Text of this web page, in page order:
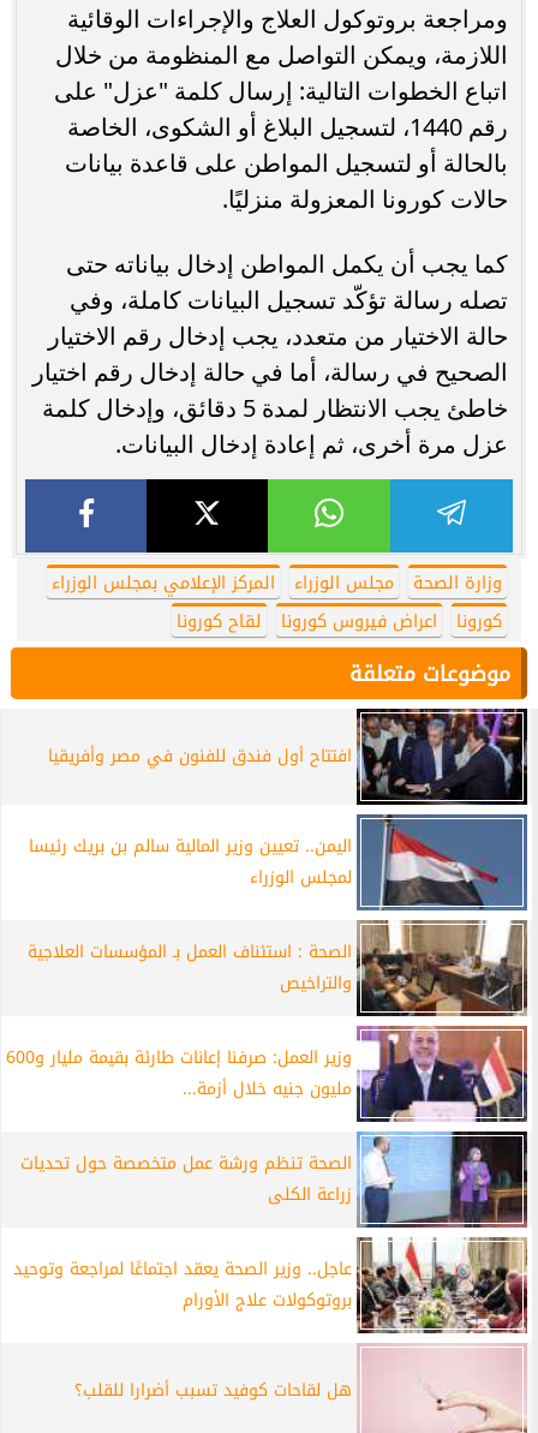
ومراجعة بروتوكول العلاج والإجراءات الوقائية
اللازمة، ويمكن التواصل مع المنظومة من خلال
اتباع الخطوات التالية: إرسال كلمة "عزل" على
رقم 1440، لتسجيل البلاغ أو الشكوى، الخاصة
بالحالة أو لتسجيل المواطن على قاعدة بيانات
حالات كورونا المعزولة منزليًا.
كما يجب أن يكمل المواطن إدخال بياناته حتى
تصله رسالة تؤكّد تسجيل البيانات كاملة، وفي
حالة الاختيار من متعدد، يجب إدخال رقم الاختيار
الصحيح في رسالة، أما في حالة إدخال رقم اختيار
خاطئ يجب الانتظار لمدة 5 دقائق، وإدخال كلمة
عزل مرة أخرى، ثم إعادة إدخال البيانات.
وزارة الصحة مجلس الوزراء
المركز الإعلامي بمجلس الوزراء
كورونا
اعراض فيروس كورونا لقاح كورونا
موضوعات متعلقة
افتتاح أول فندق للفنون في مصر وأفريقيا
اليمن.. تعيين وزير المالية سالم بن بريك رئيسا
لمجلس الوزراء
الصحة : استئناف العمل بـ المؤسسات العلاجية
والتراخيص
وزير العمل: صرفنا إعانات طارئة بقيمة مليار و600
مليون جنيه خلال أزمة...
الصحة تنظم ورشة عمل متخصصة حول تحديات
زراعة الكلى
عاجل.. وزير الصحة يعقد اجتماعًا لمراجعة وتوحيد
بروتوكولات علاج الأورام
هل لقاحات كوفيد تسبب أضرارا للقلب؟